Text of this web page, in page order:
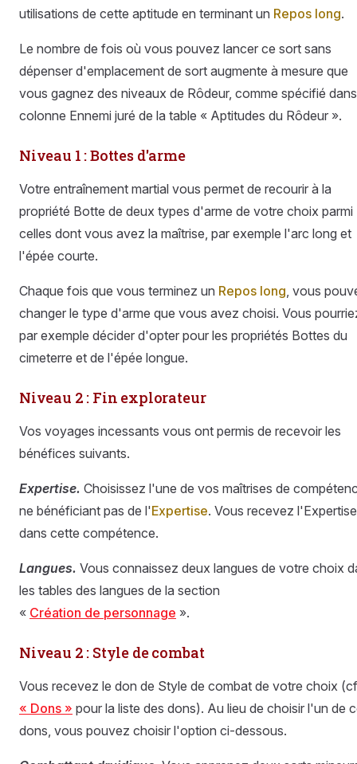
utilisations de cette aptitude en terminant un Repos long.
Le nombre de fois où vous pouvez lancer ce sort sans
dépenser d'emplacement de sort augmente à mesure que
vous gagnez des niveaux de Rôdeur, comme spécifié
colonne Ennemi juré de la table « Aptitudes du Rôdeur ».
Niveau 1 : Bottes d'arme
Votre entraînement martial vous permet de recourir à la
propriété Botte de deux types d'arme de votre choix parmi
celles dont vous avez la maîtrise, par exemple l'arc long et
l'épée courte.
Chaque fois que vous terminez un Repos long , vous
changer le type d'arme que vous avez choisi. Vous
par exemple décider d'opter pour les propriétés Bottes du
cimeterre et de l'épée longue.
Niveau 2 : Fin explorateur
Vos voyages incessants vous ont permis de recevoir les
bénéfices suivants.
Expertise. Choisissez l'une de vos maîtrises de
ne bénéficiant pas de l'Expertise. Vous recevez l'Expertise
dans cette compétence.
Langues. Vous connaissez deux langues de votre choix
les tables des langues de la section
« Création de personnage ».
Niveau 2 : Style de combat
Vous recevez le don de Style de combat de votre choix
« Dons » pour la liste des dons). Au lieu de choisir l'un de
dons, vous pouvez choisir l'option ci-dessous.